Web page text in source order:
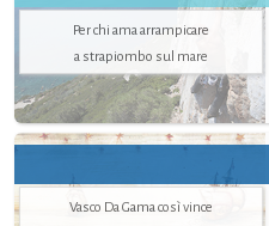
Per chi ama arrampicare
a strapiombo sul mare
Vasco Da Gama così vince